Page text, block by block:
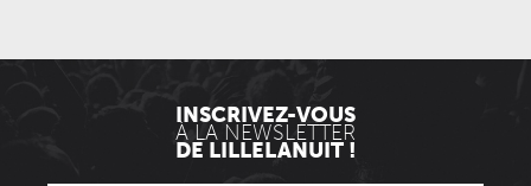
INSCRIVEZ-VOUS
À LA NEWSLETTER
DE LILLELANUIT !